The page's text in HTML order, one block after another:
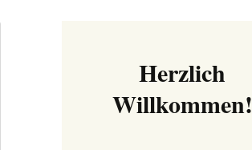
Herzlich
Willkommen!